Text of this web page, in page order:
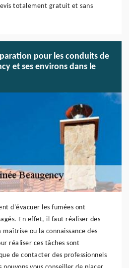
totalement gratuit et sans
pour les conduits de
et ses environs dans le
d'évacuer les fumées ont
En effet, il faut réaliser des
ou la connaissance des
réaliser ces tâches sont
de contacter des professionnels